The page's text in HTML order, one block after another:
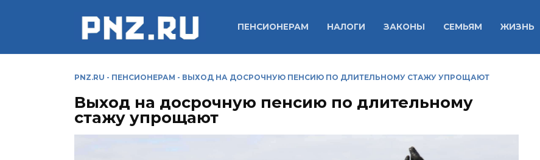
ПЕНСИОНЕРАМ НАЛОГИ ЗАКОНЫ СЕМЬЯМ ЖИЗНЬ
PNZ.RU - ПЕНСИОНЕРАМ - ВЫХОД НА ДОСРОЧНУЮ ПЕНСИЮ ПО ДЛИТЕЛЬНОМУ СТАЖУ УПРОЩАЮТ
Выход на досрочную пенсию по длительному
стажу упрощают